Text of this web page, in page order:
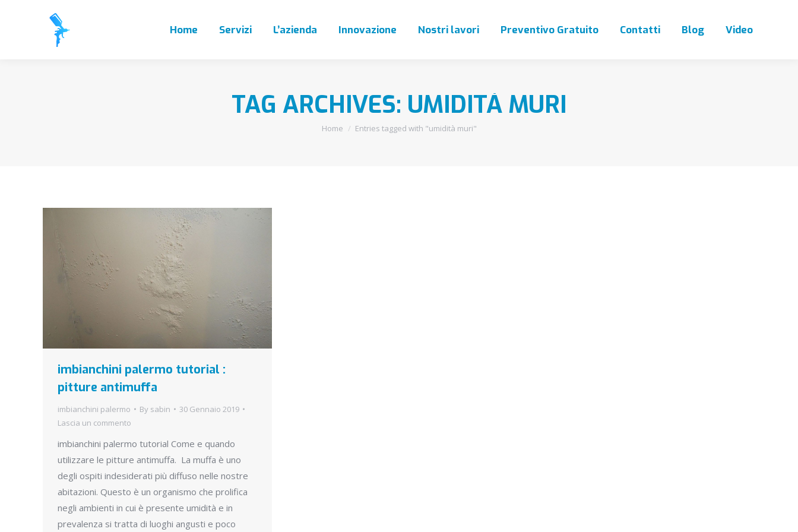
Home Servizi L’azienda Innovazione Nostri lavori Preventivo Gratuito Contatti Blog Video
TAG ARCHIVES: UMIDITÀ MURI
You are here:
Home Entries tagged with "umidità muri"
imbianchini palermo tutorial :
pitture antimuffa
imbianchini palermo By sabin
30 Gennaio 2019
Lascia un commento
imbianchini palermo tutorial Come e quando
utilizzare le pitture antimuffa. La muffa è uno
degli ospiti indesiderati più diffuso nelle nostre
abitazioni. Questo è un organismo che prolifica
negli ambienti in cui è presente umidità e in
prevalenza si tratta di luoghi angusti e poco